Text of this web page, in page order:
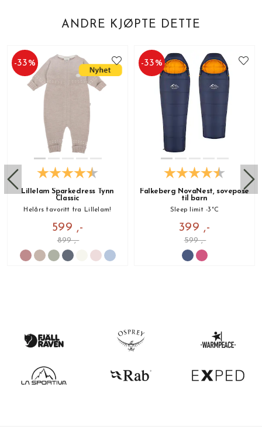
ANDRE KJØPTE DETTE
-33%
Lillelam Sparkedress Tynn
Classic
Helårs favoritt fra Lillelam!
599 ,-
899 ,-
-33%
Falkeberg NovaNest, sovepose
til barn
Sleep limit -3°C
399 ,-
599 ,-